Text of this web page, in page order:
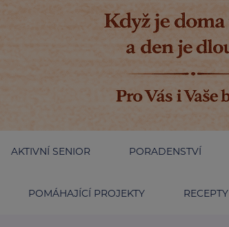
AKTIVNÍ SENIOR PORADENSTVÍ
POMÁHAJÍCÍ PROJEKTY RECEPTY